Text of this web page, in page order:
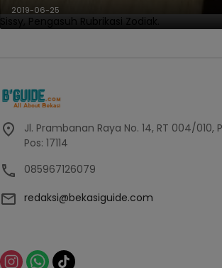
Sissy, Pengasuh Rubrikasi Zodiak.
2019-06-25
Jl. Prambanan Raya No. 14, RT 004/
Pos: 17114
085967126079
redaksi@bekasiguide.com